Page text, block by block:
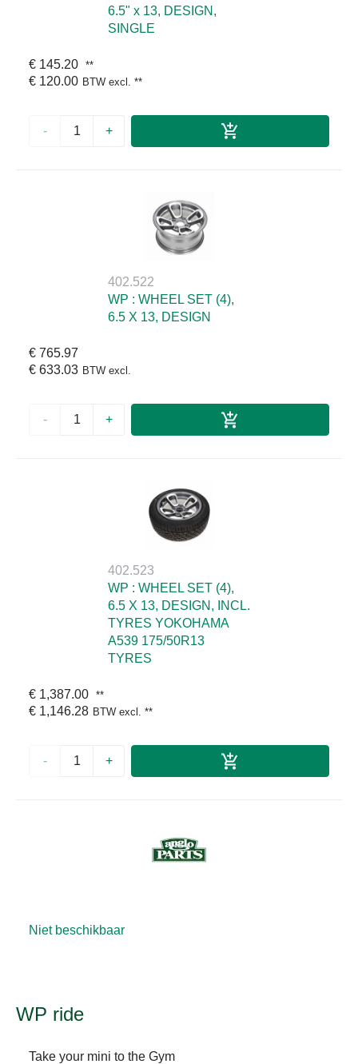
6.5" x 13, DESIGN,
SINGLE
€ 145.20 **
€ 120.00 BTW excl. **
- +
402.522
WP : WHEEL SET (4),
6.5 X 13, DESIGN
€ 765.97
€ 633.03 BTW excl.
- +
402.523
WP : WHEEL SET (4),
6.5 X 13, DESIGN, INCL.
TYRES YOKOHAMA
A539 175/50R13
TYRES
€ 1,387.00 **
€ 1,146.28 BTW excl. **
- +
Niet beschikbaar
WP ride
Take your mini to the Gym